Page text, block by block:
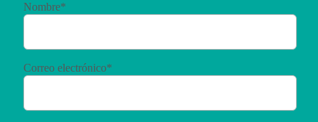
Nombre*
Correo electrónico*